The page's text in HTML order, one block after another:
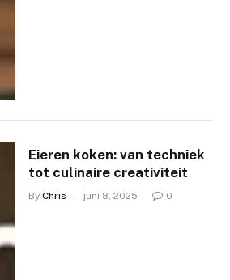
Eieren koken: van techniek
tot culinaire creativiteit
By Chris juni 8, 2025 0